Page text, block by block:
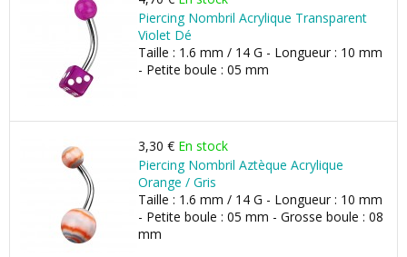
Piercing Nombril Acrylique Transparent
Violet Dé
Taille : 1.6 mm / 14 G - Longueur : 10 mm
- Petite boule : 05 mm
3,30 € En stock
Piercing Nombril Aztèque Acrylique
Orange / Gris
Taille : 1.6 mm / 14 G - Longueur : 10 mm
- Petite boule : 05 mm - Grosse boule : 08
mm